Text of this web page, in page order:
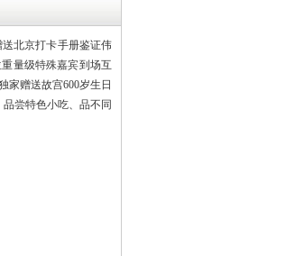
北京打卡手册鉴证伟
量级特殊嘉宾到场互
家赠送故宫600岁生日
尝特色小吃、品不同